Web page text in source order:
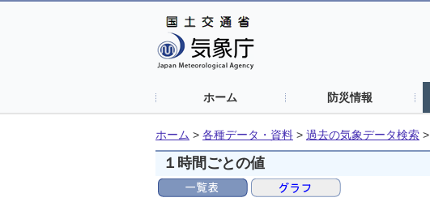
ホーム 防災情報
ホーム > 各種データ・資料 > 過去の気象データ検索 >
１時間ごとの値